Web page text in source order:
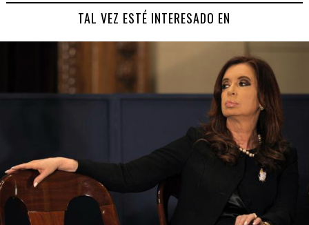
TAL VEZ ESTÉ INTERESADO EN